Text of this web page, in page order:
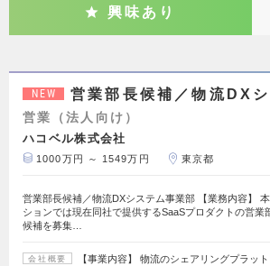
興味あり
NEW 営業部長候補／物流DX
営業（法人向け）
ハコベル株式会社
1000万円 ～ 1549万円 東京都
営業部長候補／物流DXシステム事業部 【業務内容】
ションでは現在同社で提供するSaaSプロダクトの営業
候補を募集…
会社概要
【事業内容】 物流のシェアリングプラッ